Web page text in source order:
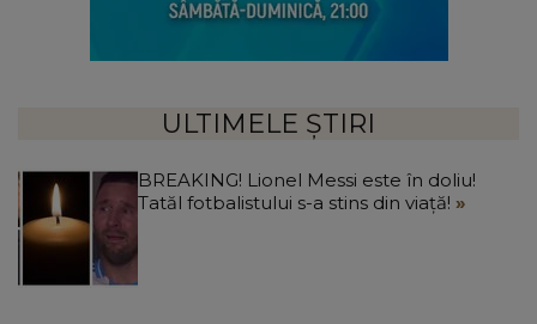
ULTIMELE ȘTIRI
BREAKING! Lionel Messi este în doliu!
Tatăl fotbalistului s-a stins din viață!